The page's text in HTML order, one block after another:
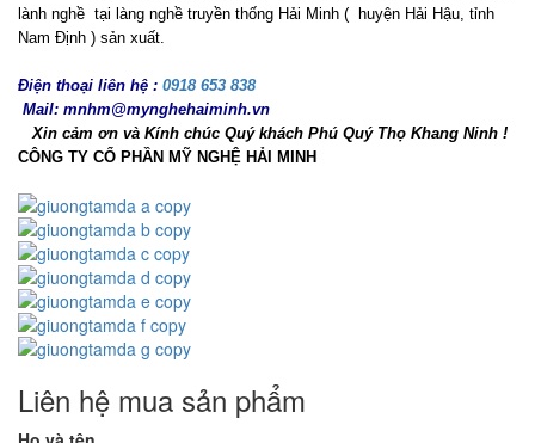
lành nghề tại làng nghề truyền thống Hải Minh ( huyện Hải Hậu, tỉnh
Nam Định ) sản xuất.
Điện thoại liên hệ : 0918 653 838
Mail: mnhm@mynghehaiminh.vn
Xin cảm ơn và Kính chúc Quý khách Phú Quý Thọ Khang Ninh !
CÔNG TY CỔ PHẦN MỸ NGHỆ HẢI MINH
Liên hệ mua sản phẩm